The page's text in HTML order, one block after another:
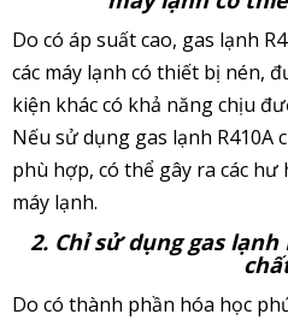
Do có áp suất cao, gas lạnh
các máy lạnh có thiết bị nén,
kiện khác có khả năng chịu
Nếu sử dụng gas lạnh R410A
phù hợp, có thể gây ra các
máy lạnh.
2. Chỉ sử dụng gas lạnh
Do có thành phần hóa học